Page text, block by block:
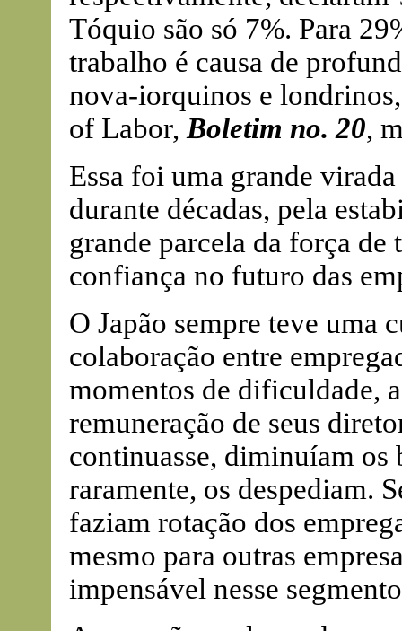
Tóquio são só 7%. Para
trabalho é causa de
nova-iorquinos e
of Labor, Boletim no. 20,
Essa foi uma grande
durante décadas, pela
grande parcela da força
confiança no futuro das
O Japão sempre teve uma
colaboração entre
momentos de dificuldade,
remuneração de seus
continuasse, diminuíam os
raramente, os despediam.
faziam rotação dos
mesmo para outras
impensável nesse